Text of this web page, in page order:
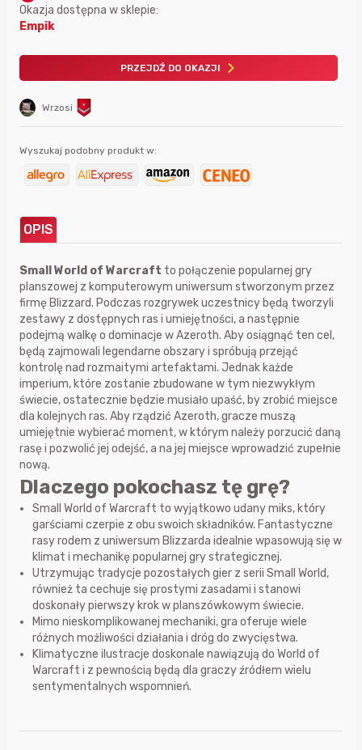
Wrzosi
Okazja dostępna w sklepie:
Empik
PRZEJDŹ DO OKAZJI
Wyszukaj podobny produkt w:
OPIS
Small World of Warcraft to połączenie popularnej gry
planszowej z komputerowym uniwersum stworzonym przez
firmę Blizzard. Podczas rozgrywek uczestnicy będą tworzyli
zestawy z dostępnych ras i umiejętności, a następnie
podejmą walkę o dominacje w Azeroth. Aby osiągnąć ten cel,
będą zajmowali legendarne obszary i spróbują przejąć
kontrolę nad rozmaitymi artefaktami. Jednak każde
imperium, które zostanie zbudowane w tym niezwykłym
świecie, ostatecznie będzie musiało upaść, by zrobić miejsce
dla kolejnych ras. Aby rządzić Azeroth, gracze muszą
umiejętnie wybierać moment, w którym należy porzucić daną
rasę i pozwolić jej odejść, a na jej miejsce wprowadzić zupełnie
nową.
Dlaczego pokochasz tę grę?
Small World of Warcraft to wyjątkowo udany miks, który
garściami czerpie z obu swoich składników. Fantastyczne
rasy rodem z uniwersum Blizzarda idealnie wpasowują się w
klimat i mechanikę popularnej gry strategicznej.
Utrzymując tradycje pozostałych gier z serii Small World,
również ta cechuje się prostymi zasadami i stanowi
doskonały pierwszy krok w planszówkowym świecie.
Mimo nieskomplikowanej mechaniki, gra oferuje wiele
różnych możliwości działania i dróg do zwycięstwa.
Klimatyczne ilustracje doskonale nawiązują do World of
Warcraft i z pewnością będą dla graczy źródłem wielu
sentymentalnych wspomnień.